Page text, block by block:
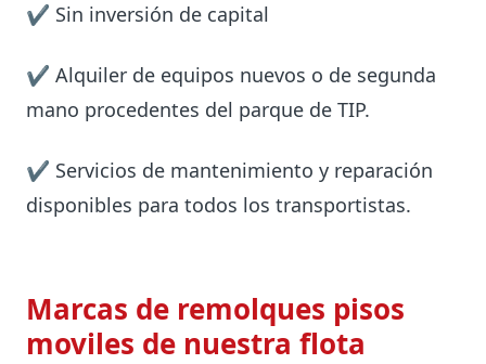
✔ Sin inversión de capital
✔ Alquiler de equipos nuevos o de segunda
mano procedentes del parque de TIP.
✔ Servicios de mantenimiento y reparación
disponibles para todos los transportistas.
Marcas de remolques pisos
moviles de nuestra flota